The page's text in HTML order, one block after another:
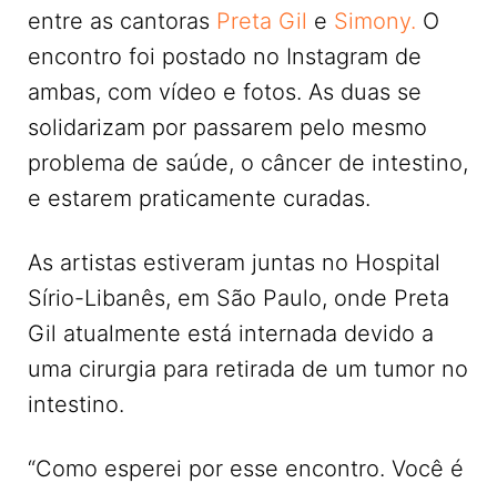
entre as cantoras Preta Gil e Simony. O
encontro foi postado no Instagram de
ambas, com vídeo e fotos. As duas se
solidarizam por passarem pelo mesmo
problema de saúde, o câncer de intestino,
e estarem praticamente curadas.
As artistas estiveram juntas no Hospital
Sírio-Libanês, em São Paulo, onde Preta
Gil atualmente está internada devido a
uma cirurgia para retirada de um tumor no
intestino.
“Como esperei por esse encontro. Você é